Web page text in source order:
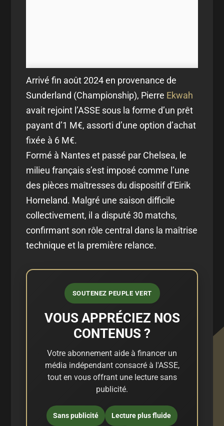
Arrivé fin août 2024 en provenance de
Sunderland (Championship), Pierre Ekwah
avait rejoint l’ASSE sous la forme d’un prêt
payant d’1 M€, assorti d’une option d’achat
fixée à 6 M€.
Formé à Nantes et passé par Chelsea, le
milieu français s’est imposé comme l’une
des pièces maîtresses du dispositif d’Eirik
Horneland. Malgré une saison difficile
collectivement, il a disputé 30 matchs,
confirmant son rôle central dans la maîtrise
technique et la première relance.
SOUTENEZ PEUPLE VERT
VOUS APPRÉCIEZ NOS
CONTENUS ?
Votre abonnement aide à financer un
média indépendant consacré à l'ASSE,
tout en vous offrant une lecture sans
publicité.
Sans publicité Lecture plus fluide